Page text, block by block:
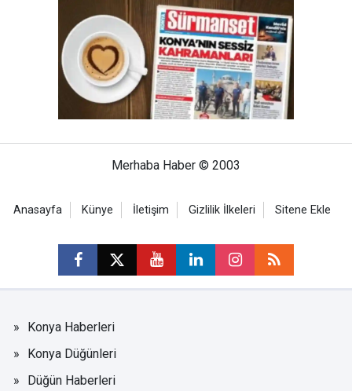
Merhaba Haber © 2003
Anasayfa Künye İletişim Gizlilik İlkeleri Sitene Ekle
Konya Haberleri
Konya Düğünleri
Düğün Haberleri